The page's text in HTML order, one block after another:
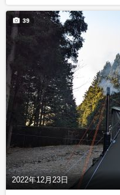
2022年12月23日
39